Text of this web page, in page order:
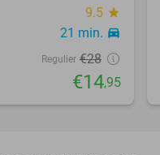
9.5 star
21 min. directions_car
Regulier €28
€14,95